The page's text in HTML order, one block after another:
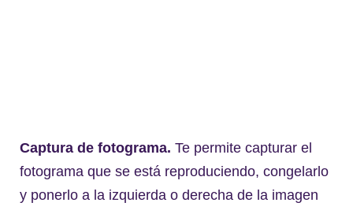
Captura de fotograma. Te permite capturar el
fotograma que se está reproduciendo, congelarlo
y ponerlo a la izquierda o derecha de la imagen